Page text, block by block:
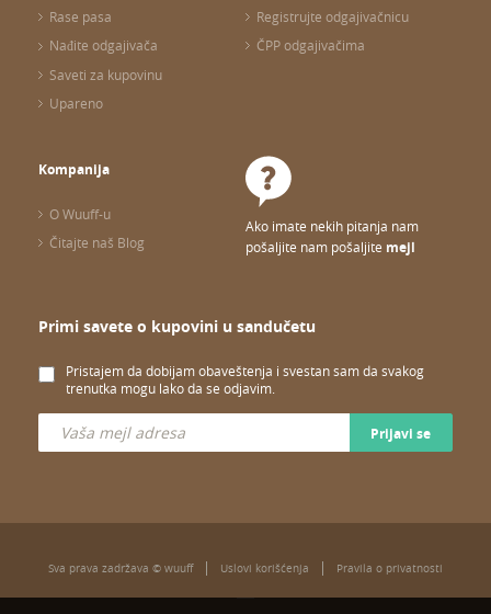
Rase pasa
Nađite odgajivača
Saveti za kupovinu
Upareno
Registrujte odgajivačnicu
ČPP odgajivačima
Kompanija
O Wuuff-u
Čitajte naš Blog
Ako imate nekih pitanja nam
pošaljite nam pošaljite mejl
Primi savete o kupovini u sandučetu
Pristajem da dobijam obaveštenja i svestan sam da svakog
trenutka mogu lako da se odjavim.
Prijavi se
Sva prava zadržava © wuuff Uslovi korišćenja Pravila o privatnosti